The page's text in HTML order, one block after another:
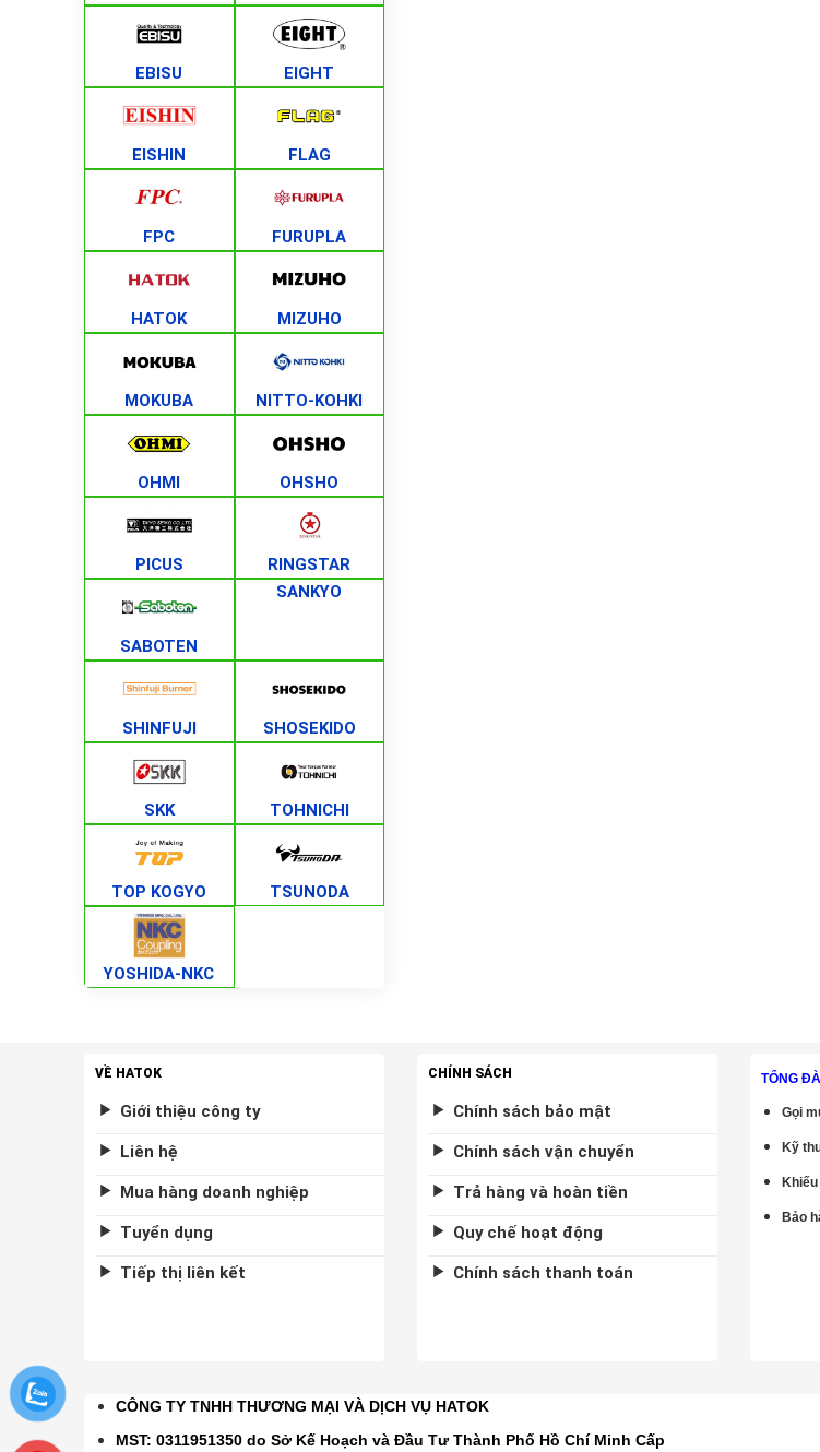
EBISU EIGHT
EISHIN FLAG
FPC FURUPLA
HATOK MIZUHO
MOKUBA NITTO-KOHKI
OHMI OHSHO
PICUS RINGSTAR
SABOTEN
SANKYO
SHINFUJI SHOSEKIDO
SKK TOHNICHI
TOP KOGYO TSUNODA
YOSHIDA-NKC
VỀ HATOK
Giới thiệu công ty
Liên hệ
Mua hàng doanh nghiệp
Tuyển dụng
Tiếp thị liên kết
CHÍNH SÁCH
Chính sách bảo mật
Chính sách vận chuyển
Trả hàng và hoàn tiền
Quy chế hoạt động
Chính sách thanh toán
TỔNG
Gọi
Kỹ
Bảo
CÔNG TY TNHH THƯƠNG MẠI VÀ DỊCH VỤ HATOK
MST: 0311951350 do Sở Kế Hoạch và Đầu Tư Thành Phố Hồ Chí Minh Cấp